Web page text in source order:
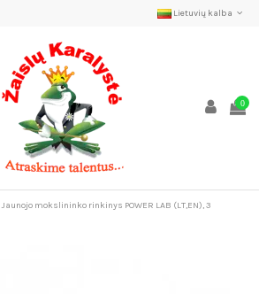
Lietuvių kalba
0
Jaunojo mokslininko rinkinys POWER LAB (LT,EN), 3